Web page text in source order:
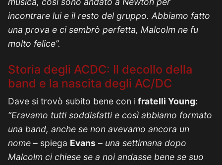
incontrare lui e il resto del gruppo. Abbiamo fatto
una prova e ci sembrò perfetta, Malcolm ne fu
molto felice”.
Storia degli ACDC: Il decollo della
band e la nascita degli AC/DC
Dave si trovò subito bene con i fratelli Young:
“Eravamo tutti soddisfatti e così abbiamo formato
una band, anche se non avevamo ancora un
nome – spiega Evans – una settimana dopo
Malcolm ci chiese se a noi andasse bene se suo